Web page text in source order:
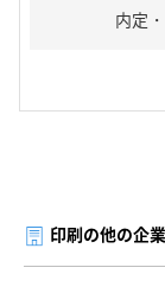
内定
印刷の他の企